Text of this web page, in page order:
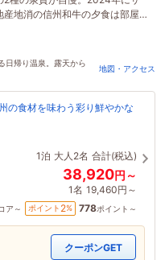
産地消の信州和牛の夕食は部屋
駅・善光寺から車で7分とアク
日帰り温泉。露天から
地図・アクセス
の食材を味わう彩り鮮やかな
1泊 大人2名 合計(税込)
38,920円～
1名 19,460円～
ア～ ポイント 2% 778ポイント～
クーポンGET